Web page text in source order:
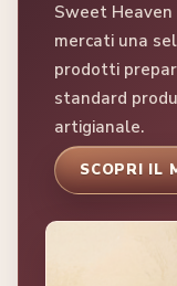
Sweet
mercati una
prodotti
standard
artigianale.
SCOPRI IL